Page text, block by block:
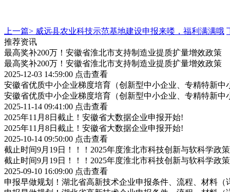
上一篇> 威远县农业科技示范基地建设申报来喽，福利满满哦
推荐资讯
最高奖补200万！安徽省淮北市支持制造业提质扩量增效政策
最高奖补200万！安徽省淮北市支持制造业提质扩量增效政策
2025-12-03 14:59:00 点击查看
安徽省优质中小企业梯度培育（创新型中小企业、专精特新中
安徽省优质中小企业梯度培育（创新型中小企业、专精特新中
2025-11-14 09:41:00 点击查看
2025年11月8日截止！安徽省大数据企业申报开始!
2025年11月8日截止！安徽省大数据企业申报开始!
2025-10-14 09:50:00 点击查看
截止时间9月19日！！！2025年度淮北市科技创新与软科学
截止时间9月19日！！！2025年度淮北市科技创新与软科学
2025-09-10 16:09:00 点击查看
申报早做规划！湖北省高新技术企业申报条件、流程、材料（